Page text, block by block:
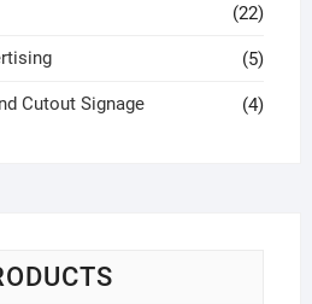
(22)
(5)
Cutout Signage (4)